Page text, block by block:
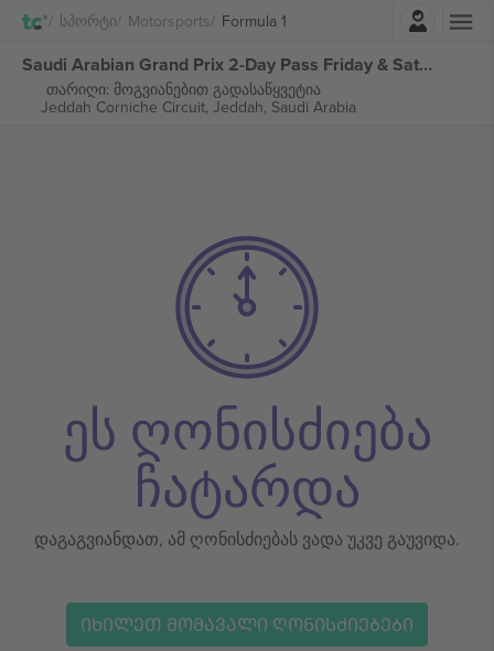
Სპორტი Motorsports Formula 1შესვლა
Saudi Arabian Grand Prix 2-Day Pass Friday & Saturday Ticket Formula 1 ბილეთი
თარიღი: მოგვიანებით გადასაწყვეტია
Jeddah Corniche Circuit, Jeddah, Saudi Arabia
ეს ღონისძიება
ჩატარდა
დაგაგვიანდათ, ამ ღონისძიებას ვადა უკვე გაუვიდა.
ᲘᲮᲘᲚᲔᲗ ᲛᲝᲛᲐᲕᲐᲚᲘ ᲦᲝᲜᲘᲡᲫᲘᲔᲑᲔᲑᲘ